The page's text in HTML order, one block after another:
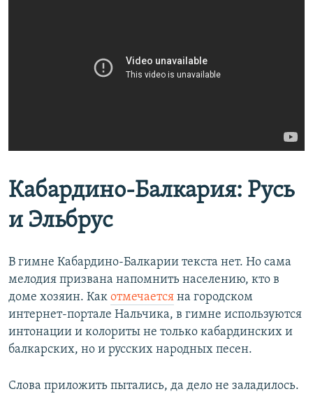
Кабардино-Балкария: Русь
и Эльбрус
В гимне Кабардино-Балкарии текста нет. Но сама
мелодия призвана напомнить населению, кто в
доме хозяин. Как отмечается на городском
интернет-портале Нальчика, в гимне используются
интонации и колориты не только кабардинских и
балкарских, но и русских народных песен.
Слова приложить пытались, да дело не заладилось.